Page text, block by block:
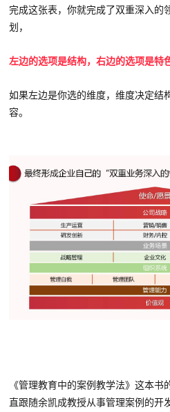
完成这张表，你就完成了双重深入的
划，
左边的选项是结构，右边的选项是特
如果左边是你选的维度，维度决定结
容。
《管理教育中的案例教学法》这本
直跟随余凯成教授从事管理案例的开